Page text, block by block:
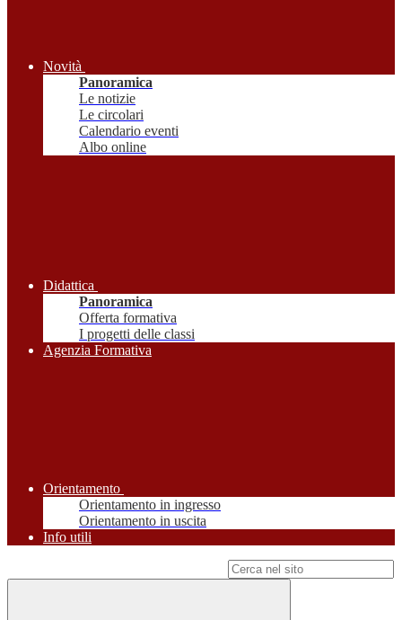
Novità
Panoramica
Le notizie
Le circolari
Calendario eventi
Albo online
Didattica
Panoramica
Offerta formativa
I progetti delle classi
Agenzia Formativa
Orientamento
Orientamento in ingresso
Orientamento in uscita
Info utili